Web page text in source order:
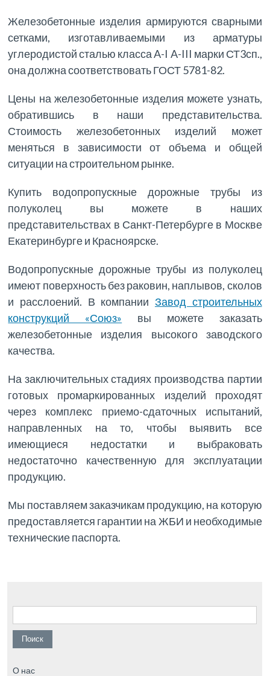
Железобетонные изделия армируются сварными
сетками, изготавливаемыми из арматуры
углеродистой сталью класса A-I A-III марки СТ3сп.,
она должна соответствовать ГОСТ 5781-82.
Цены на железобетонные изделия можете узнать,
обратившись в наши представительства.
Стоимость железобетонных изделий может
меняться в зависимости от объема и общей
ситуации на строительном рынке.
Купить водопропускные дорожные трубы из
полуколец вы можете в наших
представительствах в Санкт-Петербурге в Москве
Екатеринбурге и Красноярске.
Водопропускные дорожные трубы из полуколец
имеют поверхность без раковин, наплывов, сколов
и расслоений. В компании Завод строительных
конструкций «Союз» вы можете заказать
железобетонные изделия высокого заводского
качества.
На заключительных стадиях производства партии
готовых промаркированных изделий проходят
через комплекс приемо-сдаточных испытаний,
направленных на то, чтобы выявить все
имеющиеся недостатки и выбраковать
недостаточно качественную для эксплуатации
продукцию.
Мы поставляем заказчикам продукцию, на которую
предоставляется гарантии на ЖБИ и необходимые
технические паспорта.
Найти:
О нас